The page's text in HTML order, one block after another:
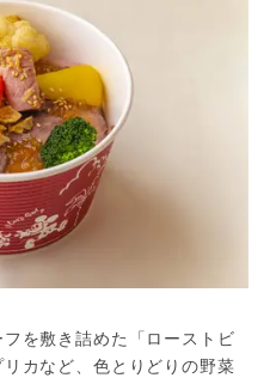
を敷き詰めた「ローストビ
カなど、色とりどりの野菜